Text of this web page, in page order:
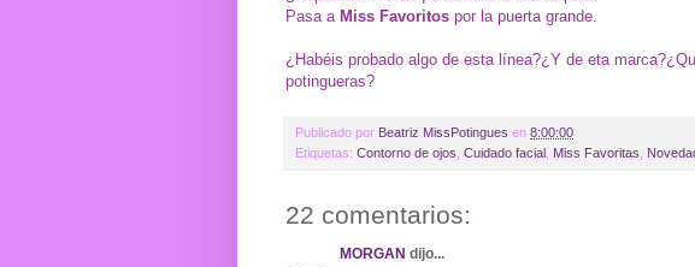
Pasa a Miss Favoritos por la puerta grande.
¿Habéis probado algo de esta línea?¿Y de eta
potingueras?
Publicado por Beatriz MissPotingues en 8:00:00
Etiquetas: Contorno de ojos Cuidado facial Miss Favoritas
22 comentarios:
MORGAN dijo...